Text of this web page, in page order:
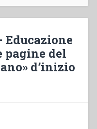
Educazione
pagine del
d’inizio